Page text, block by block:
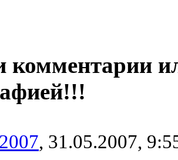
комментарии
, 31.05.2007,